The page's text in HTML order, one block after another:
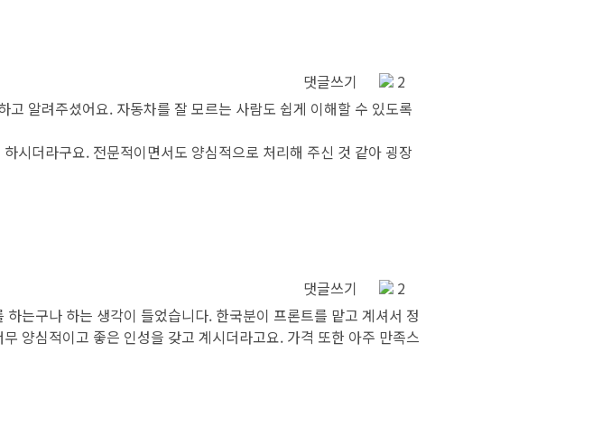
댓글쓰기
2
알려주셨어요. 자동차를 잘 모르는 사람도 쉽게 이해할 수 있도록
시더라구요. 전문적이면서도 양심적으로 처리해 주신 것 같아 굉장
댓글쓰기
2
는구나 하는 생각이 들었습니다. 한국분이 프론트를 맡고 계셔서 정
양심적이고 좋은 인성을 갖고 계시더라고요. 가격 또한 아주 만족스